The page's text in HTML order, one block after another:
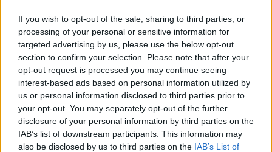
If you wish to opt-out of the sale, sharing to third parties, or
processing of your personal or sensitive information for
targeted advertising by us, please use the below opt-out
section to confirm your selection. Please note that after your
opt-out request is processed you may continue seeing
interest-based ads based on personal information utilized by
us or personal information disclosed to third parties prior to
your opt-out. You may separately opt-out of the further
disclosure of your personal information by third parties on the
IAB’s list of downstream participants. This information may
also be disclosed by us to third parties on the IAB’s List of
ΔΙΑΒΑΣΤΕ ΕΠΙΣΗΣ
Παιδεία|13.05.2025 05:20
«Sleepovers»: Η νέα μόδα του ύπνου
μαθητών μέσα στα σχολεία προκαλεί
τις αντιδράσεις των εκπαιδευτικών